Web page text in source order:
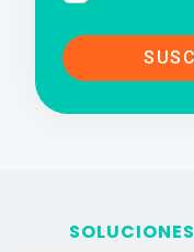
SOLUCIONES